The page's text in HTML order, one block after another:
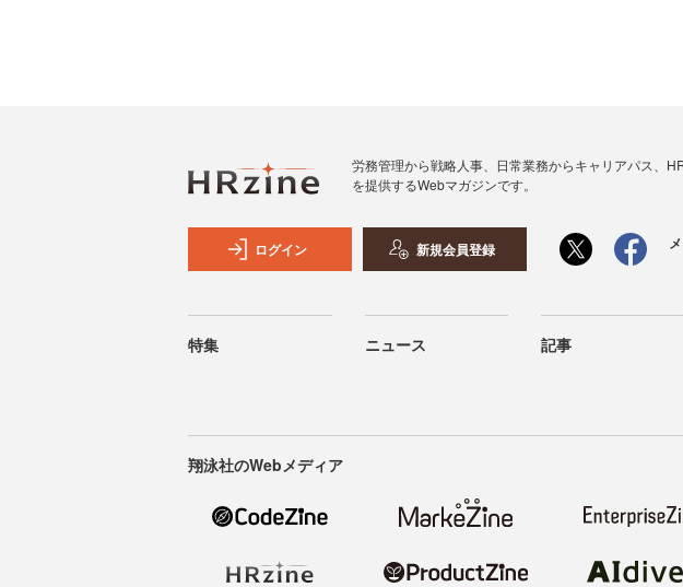
労務管理から戦略人事、日常業務からキャリアパス、
を提供するWebマガジンです。
ログイン 新規会員登録
特集 ニュース 記事
翔泳社のWebメディア